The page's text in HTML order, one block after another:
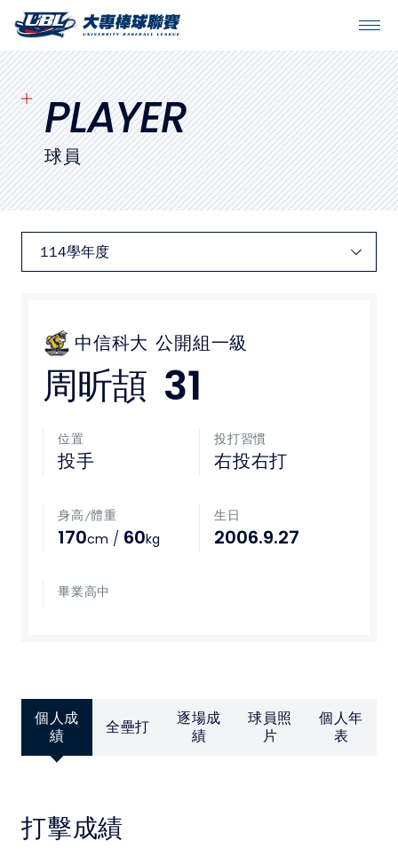
SITEMAP
首頁
球隊戰績
賽程表
球隊與球員
比賽場地
最新消息
下載專區
聯絡我們
LINK
教育部體育署
PLAYER
球員
中信科大 公開組一級
周昕頡 31
位置
投手
投打習慣
右投右打
身高/體重
170cm / 60kg
生日
2006.9.27
畢業高中
個人成
績
全壘打
逐場成
績
球員照
片
個人年
表
打擊成績